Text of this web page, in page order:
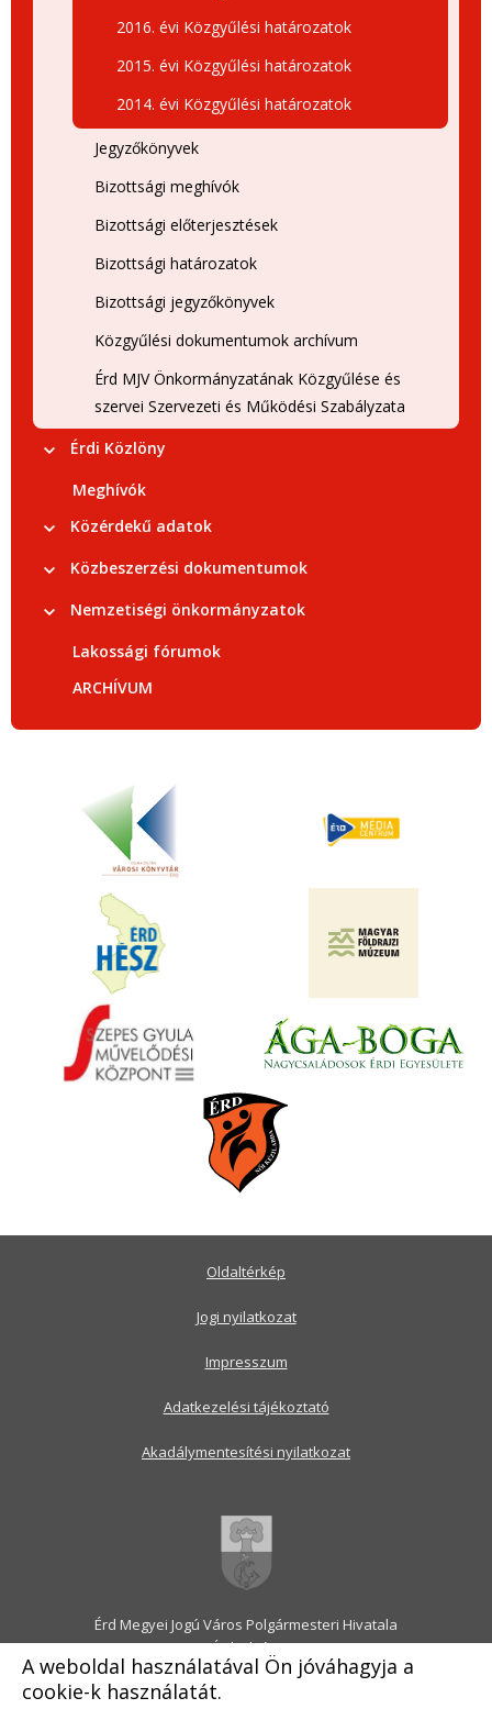
A weboldal használatával Ön jóváhagyja a
cookie-k használatát.
2016. évi Közgyűlési határozatok
2015. évi Közgyűlési határozatok
2014. évi Közgyűlési határozatok
Jegyzőkönyvek
Bizottsági meghívók
Bizottsági előterjesztések
Bizottsági határozatok
Bizottsági jegyzőkönyvek
Közgyűlési dokumentumok archívum
Érd MJV Önkormányzatának Közgyűlése és
szervei Szervezeti és Működési Szabályzata
Érdi Közlöny
Meghívók
Közérdekű adatok
Közbeszerzési dokumentumok
Nemzetiségi önkormányzatok
Lakossági fórumok
ARCHÍVUM
Érd Megyei Jogú Város Polgármesteri Hivatala
2030 Érd, Alsó utca 1.
Levélcím: 2031 Érd, Pf.: 31
E-mail:onkormanyzat@erd.hu
Oldaltérkép
Jogi nyilatkozat
Impresszum
Adatkezelési tájékoztató
Akadálymentesítési nyilatkozat